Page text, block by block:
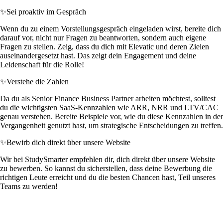
✨Sei proaktiv im Gespräch
Wenn du zu einem Vorstellungsgespräch eingeladen wirst, bereite dich
darauf vor, nicht nur Fragen zu beantworten, sondern auch eigene
Fragen zu stellen. Zeig, dass du dich mit Elevatic und deren Zielen
auseinandergesetzt hast. Das zeigt dein Engagement und deine
Leidenschaft für die Rolle!
✨Verstehe die Zahlen
Da du als Senior Finance Business Partner arbeiten möchtest, solltest
du die wichtigsten SaaS-Kennzahlen wie ARR, NRR und LTV/CAC
genau verstehen. Bereite Beispiele vor, wie du diese Kennzahlen in der
Vergangenheit genutzt hast, um strategische Entscheidungen zu treffen.
✨Bewirb dich direkt über unsere Website
Wir bei StudySmarter empfehlen dir, dich direkt über unsere Website
zu bewerben. So kannst du sicherstellen, dass deine Bewerbung die
richtigen Leute erreicht und du die besten Chancen hast, Teil unseres
Teams zu werden!